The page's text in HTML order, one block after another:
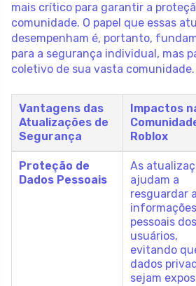
mais crítico para garantir a
comunidade. O papel que essas
desempenham é, portanto,
para a segurança individual, mas
coletivo de sua vasta comunidade.
Vantagens das
Atualizações de
Segurança
Impactos
Roblox
Proteção de
Dados Pessoais
As
ajudam a
resguardar
informações
pessoais dos
usuários,
evitando
dados
sejam